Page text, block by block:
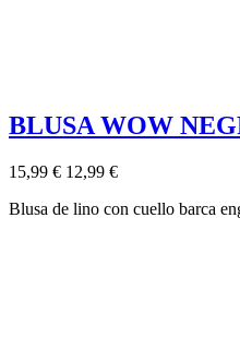
BLUSA WOW
15,99 € 12,99 €
Blusa de lino con cuello barca